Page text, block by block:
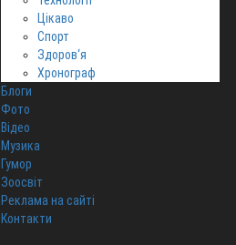
Цікаво
Спорт
Здоров‘я
Хронограф
Блоги
Фото
Відео
Музика
Гумор
Зоосвіт
Реклама на сайті
Контакти